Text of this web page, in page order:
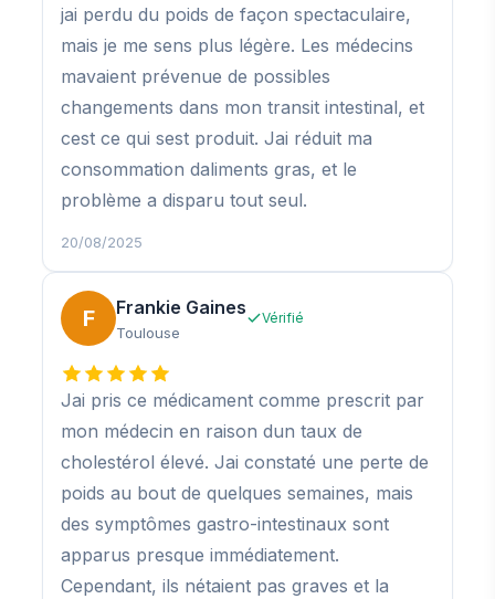
jai perdu du poids de façon spectaculaire,
mais je me sens plus légère. Les médecins
mavaient prévenue de possibles
changements dans mon transit intestinal, et
cest ce qui sest produit. Jai réduit ma
consommation daliments gras, et le
problème a disparu tout seul.
20/08/2025
F Frankie Gaines
Toulouse
Vérifié
Jai pris ce médicament comme prescrit par
mon médecin en raison dun taux de
cholestérol élevé. Jai constaté une perte de
poids au bout de quelques semaines, mais
des symptômes gastro-intestinaux sont
apparus presque immédiatement.
Cependant, ils nétaient pas graves et la